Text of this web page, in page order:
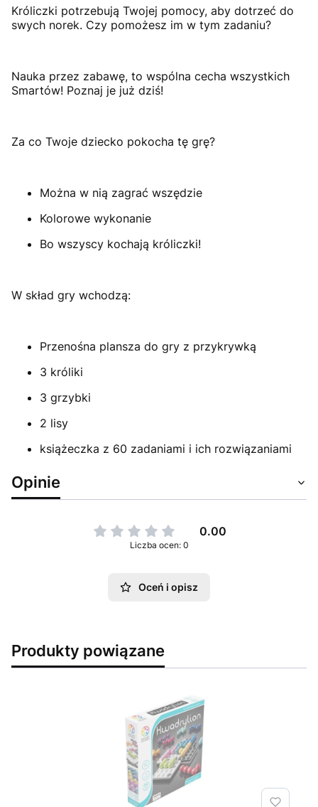
Króliczki potrzebują Twojej pomocy, aby dotrzeć do
swych norek. Czy pomożesz im w tym zadaniu?
Nauka przez zabawę, to wspólna cecha wszystkich
Smartów! Poznaj je już dziś!
Za co Twoje dziecko pokocha tę grę?
Można w nią zagrać wszędzie
Kolorowe wykonanie
Bo wszyscy kochają króliczki!
W skład gry wchodzą:
Przenośna plansza do gry z przykrywką
3 króliki
3 grzybki
2 lisy
książeczka z 60 zadaniami i ich rozwiązaniami
Opinie
0.00
Liczba ocen: 0
Oceń i opisz
Produkty powiązane